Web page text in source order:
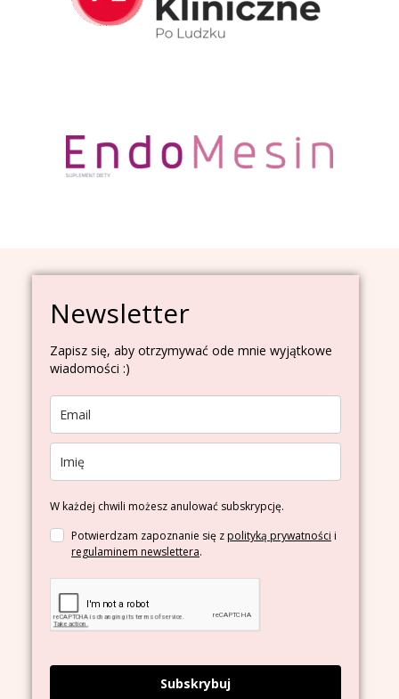
Newsletter
Zapisz się, aby otrzymywać ode mnie wyjątkowe
wiadomości :)
W każdej chwili możesz anulować subskrypcję.
Potwierdzam zapoznanie się zpolityką prywatności i
regulaminem newslettera.
Subskrybuj